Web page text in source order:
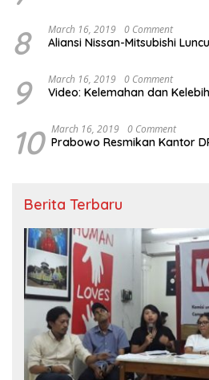
8 March 16, 2019 0 Comment
Aliansi Nissan-Mitsubishi
9 March 16, 2019 0 Comment
Video: Kelemahan dan
10 March 16, 2019 0 Comment
Prabowo Resmikan Kantor
Berita Terbaru